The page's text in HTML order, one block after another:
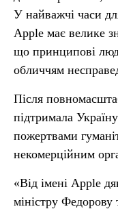
У найважчі часи
Apple має велике
що принципові
обличчям
Після
підтримала
пожертвами
некомерційним
«Від імені Apple
міністру Федорову